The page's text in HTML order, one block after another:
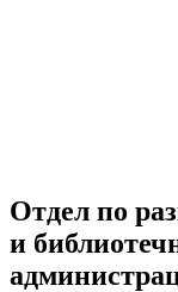
Отдел по
и